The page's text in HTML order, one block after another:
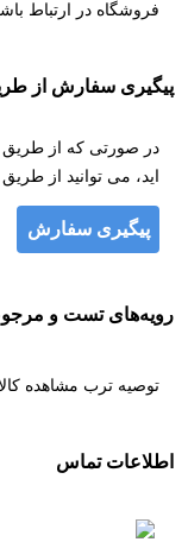
فروشگاه در ارتباط
پیگیری سفارش از
در صورتی که از
اید، می توانید از
پیگیری سفارش
رویه‌های تست و
توصیه ترب مشاهده
اطلاعات تماس